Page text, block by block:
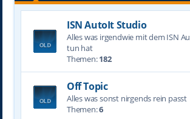
ISN AutoIt Studio
Alles was irgendwie mit dem ISN
tun hat
Themen:182
Off Topic
Alles was sonst nirgends rein passt
Themen:6